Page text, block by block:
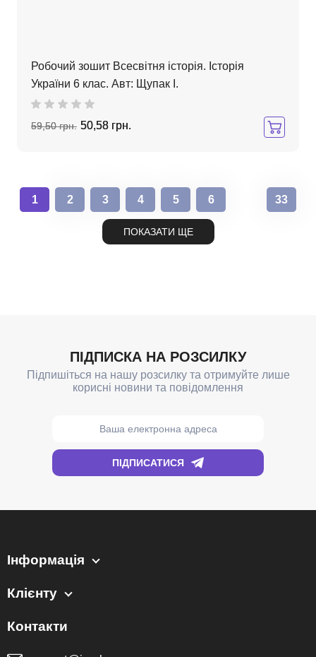
Робочий зошит Всесвітня історія. Історія
України 6 клас. Авт: Щупак І.
59,50 грн. 50,58 грн.
1 2 3 4 5 6 33
Інформація
Клієнту